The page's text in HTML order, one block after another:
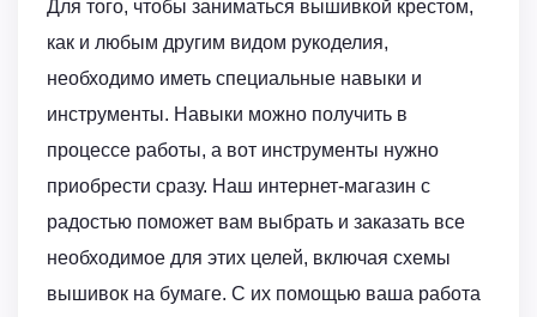
Для того, чтобы заниматься вышивкой крестом,
как и любым другим видом рукоделия,
необходимо иметь специальные навыки и
инструменты. Навыки можно получить в
процессе работы, а вот инструменты нужно
приобрести сразу. Наш интернет-магазин с
радостью поможет вам выбрать и заказать все
необходимое для этих целей, включая схемы
вышивок на бумаге. С их помощью ваша работа